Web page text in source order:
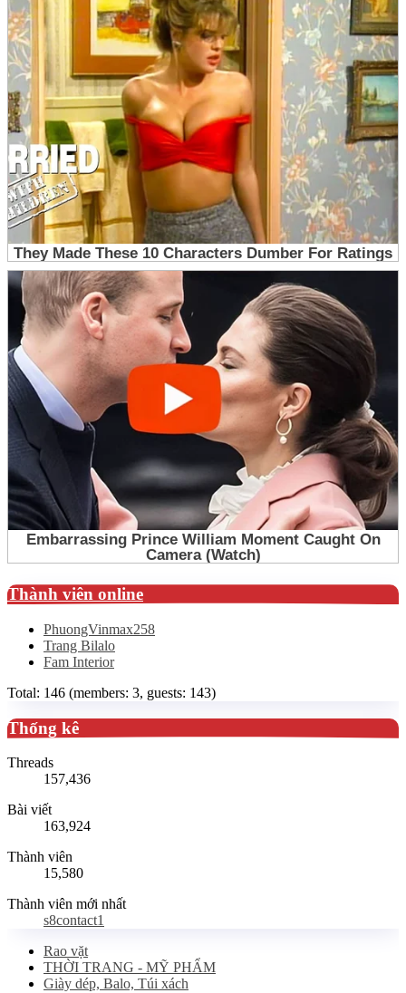
Thành viên online
PhuongVinmax258
Trang Bilalo
Fam Interior
Total: 146 (members: 3, guests: 143)
Thống kê
Threads
157,436
Bài viết
163,924
Thành viên
15,580
Thành viên mới nhất
s8contact1
Rao vặt
THỜI TRANG - MỸ PHẨM
Giày dép, Balo, Túi xách